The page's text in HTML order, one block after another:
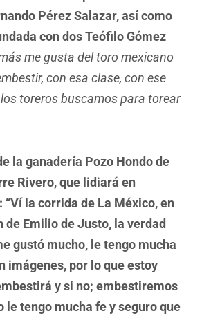
Pérez Salazar, así como
con dos Teófilo Gómez
me gusta del toro mexicano
con esa clase, con ese
toreros buscamos para torear
la ganadería Pozo Hondo de
Rivero, que lidiará en
“Ví la corrida de La México, en
de Emilio de Justo, la verdad
gustó mucho, le tengo mucha
imágenes, por lo que estoy
y si no; embestiremos
le tengo mucha fe y seguro que